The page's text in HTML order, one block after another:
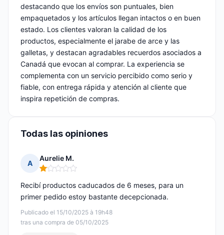
destacando que los envíos son puntuales, bien
empaquetados y los artículos llegan intactos o en buen
estado. Los clientes valoran la calidad de los
productos, especialmente el jarabe de arce y las
galletas, y destacan agradables recuerdos asociados a
Canadá que evocan al comprar. La experiencia se
complementa con un servicio percibido como serio y
fiable, con entrega rápida y atención al cliente que
inspira repetición de compras.
Todas las opiniones
A
Aurelie M.
Nota: 1 de 5
Publicado el 15/10/2025 à 19h48
tras una compra de 05/10/2025
Recibí productos caducados de 6 meses, para un
primer pedido estoy bastante decepcionada.